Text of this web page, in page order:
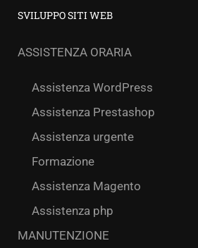
SVILUPPO SITI WEB
ASSISTENZA ORARIA
Assistenza WordPress
Assistenza Prestashop
Assistenza urgente
Formazione
Assistenza Magento
Assistenza php
MANUTENZIONE